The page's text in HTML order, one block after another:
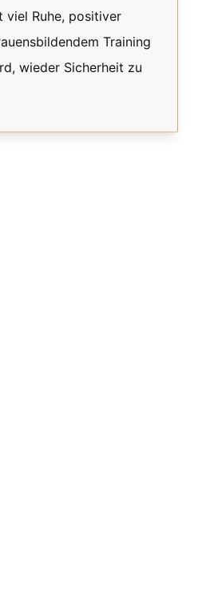
viel Ruhe, positiver
Training
wieder Sicherheit zu